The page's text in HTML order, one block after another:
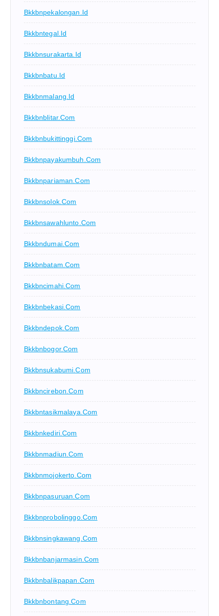
Bkkbnpekalongan.id
Bkkbntegal.id
Bkkbnsurakarta.id
Bkkbnbatu.id
Bkkbnmalang.id
Bkkbnblitar.com
Bkkbnbukittinggi.com
Bkkbnpayakumbuh.com
Bkkbnpariaman.com
Bkkbnsolok.com
Bkkbnsawahlunto.com
Bkkbndumai.com
Bkkbnbatam.com
Bkkbncimahi.com
Bkkbnbekasi.com
Bkkbndepok.com
Bkkbnbogor.com
Bkkbnsukabumi.com
Bkkbncirebon.com
Bkkbntasikmalaya.com
Bkkbnkediri.com
Bkkbnmadiun.com
Bkkbnmojokerto.com
Bkkbnpasuruan.com
Bkkbnprobolinggo.com
Bkkbnsingkawang.com
Bkkbnbanjarmasin.com
Bkkbnbalikpapan.com
Bkkbnbontang.com